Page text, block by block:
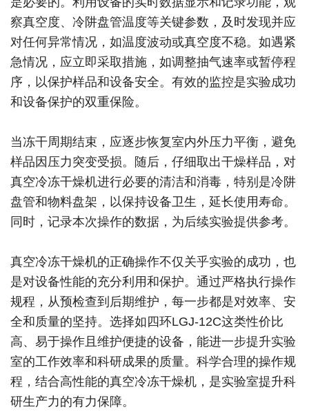
察真空度、冷阱盘管温度等关键参数，及时发现并应
对任何异常情况，如温度波动或真空度不稳。如遇紧
急情况，应立即采取措施，如调整抽气速率或暂停程
序，以保护样品和设备安全。有效的监控是实验成功
和设备保护的双重保险。
当冻干周期结束，应逐步恢复室内外压力平衡，避免
样品因压力突变受损。随后，仔细取出干燥样品，对
真空冷冻干燥机进行必要的清洁和消毒，特别是冷阱
盘管和物料盘架，以保持设备卫生，延长使用寿命。
同时，记录本次操作的数据，为后续实验提供参考。
真空冷冻干燥机的正确操作不仅关乎实验的成功，也
是对设备性能的充分利用和保护。通过严格执行操作
规程，从预检查到后期维护，每一步都是对效率、安
全和质量的坚持。选择如四环LGJ-12C这类性价比
高、易于操作且维护便捷的设备，能进一步提升实验
室的工作效率和科研成果的质量。科学合理的操作规
程，结合高性能的真空冷冻干燥机，是实验室提升科
研生产力的有力保障。